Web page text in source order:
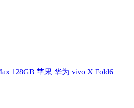
128GB 苹果 华为 vivo X Fold6